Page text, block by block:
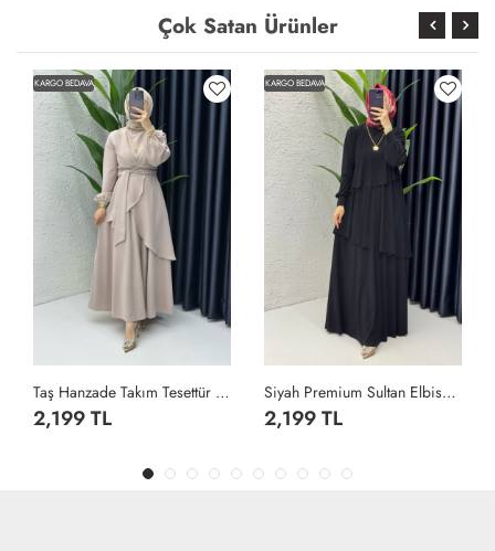
Çok Satan Ürünler
KARGO BEDAVA
Taş Hanzade Takım Tesettür Giyim Taş Rengi
2,199 TL
KARGO BEDAVA
Siyah Premium Sultan Elbise Tesettür Giyim Siyah
2,199 TL